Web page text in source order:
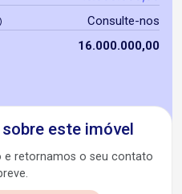
Consulte-nos
16.000.000,00
este imóvel
e retornamos o seu contato